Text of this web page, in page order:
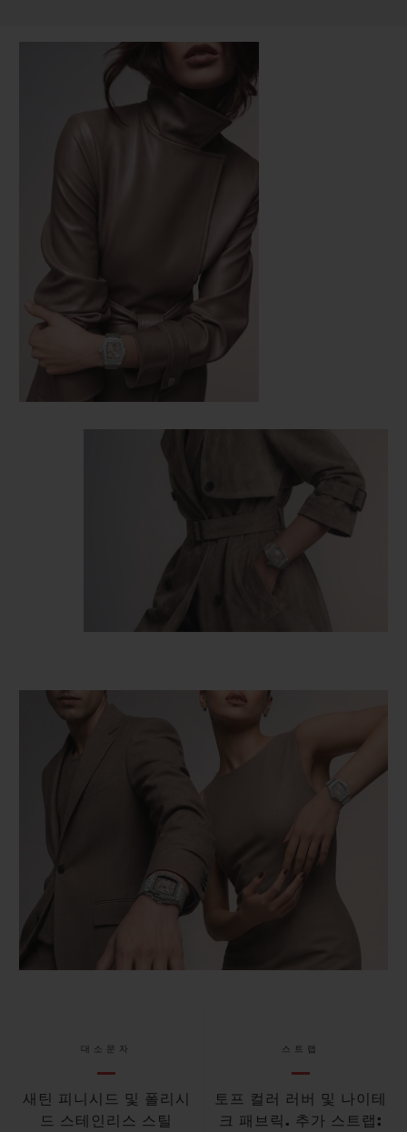
대소문자
새틴 피니시드 및 폴리시
드 스테인리스 스틸
스트랩
토프 컬러 러버 및 나이테
크 패브릭. 추가 스트랩: